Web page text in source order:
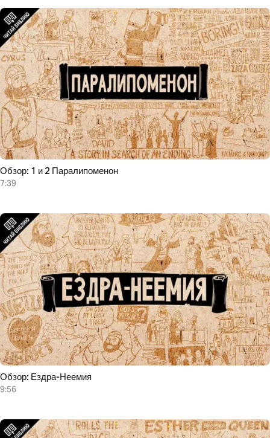
Обзор: 1 и 2 Паралипоменон
7:39
Обзор: Ездра-Неемия
9:56